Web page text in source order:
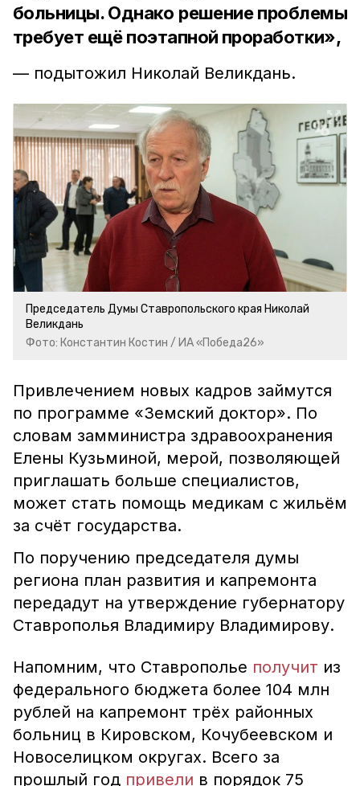
больницы. Однако решение проблемы
требует ещё поэтапной проработки»,
— подытожил Николай Великдань.
Председатель Думы Ставропольского края Николай
Великдань
Фото: Константин Костин / ИА «Победа26»
Привлечением новых кадров займутся
по программе «Земский доктор». По
словам замминистра здравоохранения
Елены Кузьминой, мерой, позволяющей
приглашать больше специалистов,
может стать помощь медикам с жильём
за счёт государства.
По поручению председателя думы
региона план развития и капремонта
передадут на утверждение губернатору
Ставрополья Владимиру Владимирову.
Напомним, что Ставрополье получит из
федерального бюджета более 104 млн
рублей на капремонт трёх районных
больниц в Кировском, Кочубеевском и
Новоселицком округах. Всего за
прошлый год привели в порядок 75